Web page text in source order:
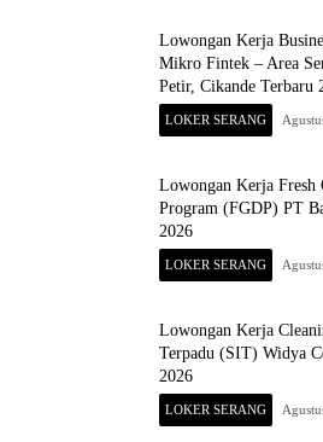
Lowongan Kerja
Mikro Fintek – Area
Petir, Cikande Terbaru
LOKER SERANG
Lowongan Kerja Fresh
Program (FGDP) PT
2026
LOKER SERANG
Lowongan Kerja
Terpadu (SIT) Widya
2026
LOKER SERANG